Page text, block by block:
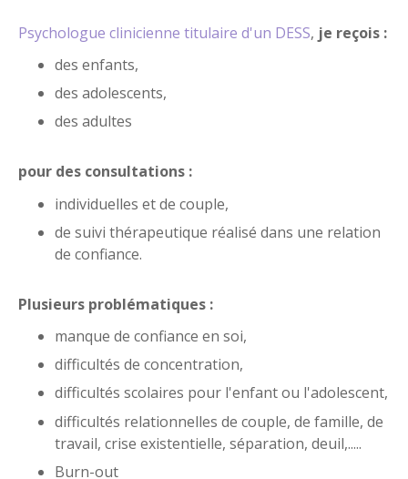
Psychologue clinicienne titulaire d'un DESS, je reçois :
des enfants,
des adolescents,
des adultes
pour des consultations :
individuelles et de couple,
de suivi thérapeutique réalisé dans une relation
de confiance.
Plusieurs problématiques :
manque de confiance en soi,
difficultés de concentration,
difficultés scolaires pour l'enfant ou l'adolescent,
difficultés relationnelles de couple, de famille, de
travail, crise existentielle, séparation, deuil,.....
Burn-out